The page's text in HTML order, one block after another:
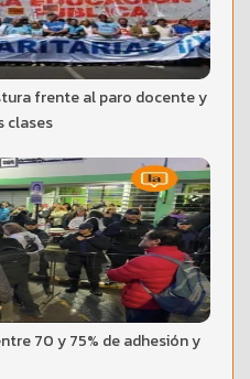
frente al paro docente y
clases
70 y 75% de adhesión y